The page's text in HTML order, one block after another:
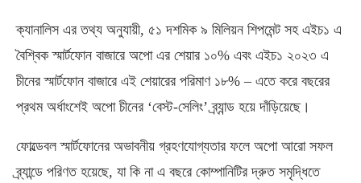
ক্যানালিস এর তথ্য অনুযায়ী, ৫১ দশমিক ৯ মিলিয়ন শিপমেন্ট সহ এইচ১ এ
বৈশ্বিক স্মার্টফোন বাজারে অপো এর শেয়ার ১০% এবং এইচ১ ২০২৩ এ
চীনের স্মার্টফোন বাজারে এই শেয়ারের পরিমাণ ১৮% – এতে করে বছরের
প্রথম অর্ধাংশেই অপো চীনের ‘বেস্ট-সেলিং’ ব্র্যান্ড হয়ে দাঁড়িয়েছে।
ফোল্ডেবল স্মার্টফোনের অভাবনীয় গ্রহণযোগ্যতার ফলে অপো আরো সফল
ব্র্যান্ডে পরিণত হয়েছে, যা কি না এ বছরে কোম্পানিটির দ্রুত সমৃদ্ধিতে